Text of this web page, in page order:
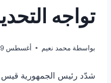
تواجه
بواسطة محمد نعيم أغسطس 29, 2025
شدّد رئيس الجمهورية